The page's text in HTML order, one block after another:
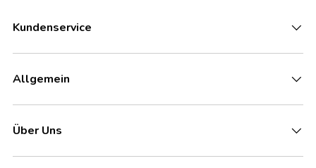
Kundenservice
Allgemein
Über Uns